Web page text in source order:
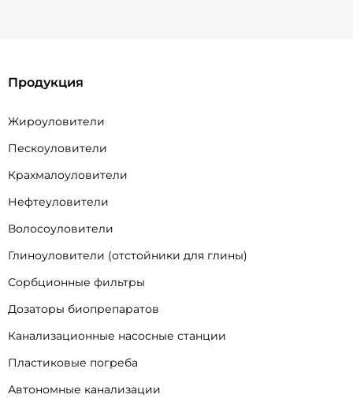
Продукция
Жироуловители
Пескоуловители
Крахмалоуловители
Нефтеуловители
Волосоуловители
Глиноуловители (отстойники для глины)
Сорбционные фильтры
Дозаторы биопрепаратов
Канализационные насосные станции
Пластиковые погреба
Автономные канализации